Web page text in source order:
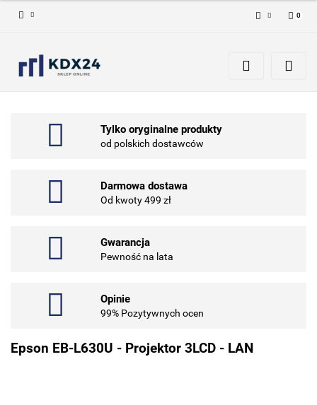
0
Tylko oryginalne produkty
od polskich dostawców
Darmowa dostawa
Od kwoty 499 zł
Gwarancja
Pewność na lata
Opinie
99% Pozytywnych ocen
Epson EB-L630U - Projektor 3LCD - LAN